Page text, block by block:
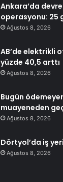
Ankara’da devre
operasyonu: 25
Ağustos 8, 2026
AB’de elektrikli
yüzde 40,5 arttı
Ağustos 8, 2026
Bugün
muayeneden
Ağustos 8, 2026
Dörtyol’da iş
Ağustos 8, 2026